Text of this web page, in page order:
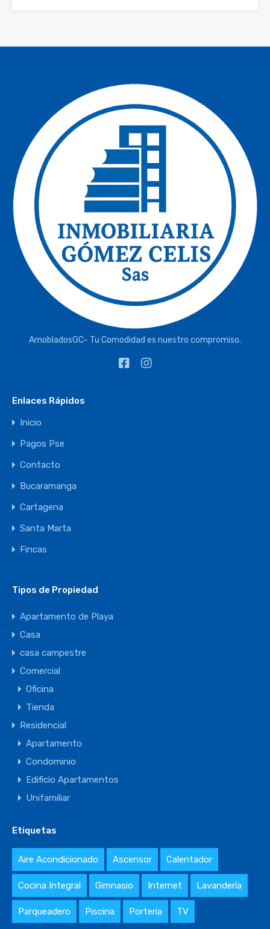
AmobladosGC- Tu Comodidad es nuestro compromiso.
Enlaces Rápidos
Inicio
Pagos Pse
Contacto
Bucaramanga
Cartagena
Santa Marta
Fincas
Tipos de Propiedad
Apartamento de Playa
Casa
casa campestre
Comercial
Oficina
Tienda
Residencial
Apartamento
Condominio
Edificio Apartamentos
Unifamiliar
Etiquetas
Aire Acondicionado Ascensor Calentador
Cocina Integral Gimnasio Internet Lavandería
Parqueadero Piscina Porteria TV